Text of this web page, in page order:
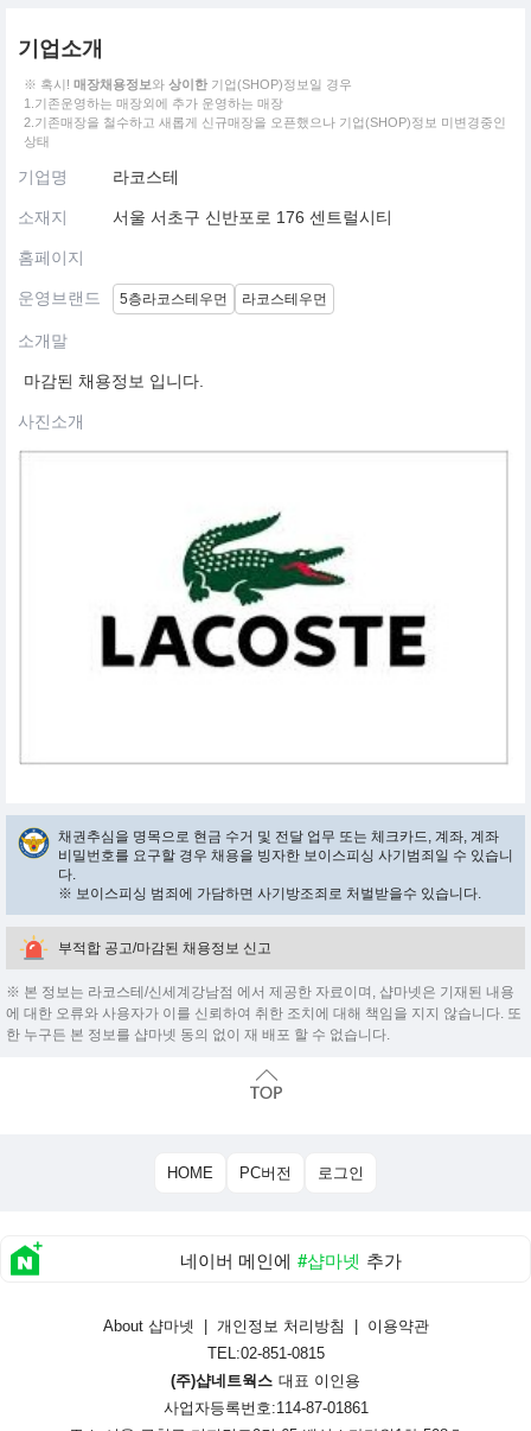
기업소개
※ 혹시! 매장채용정보와 상이한 기업(SHOP)정보일 경우
1.기존운영하는 매장외에 추가 운영하는 매장
2.기존매장을 철수하고 새롭게 신규매장을 오픈했으나 기업(SHOP)정보 미변경중인
상태
기업명 라코스테
소재지 서울 서초구 신반포로 176 센트럴시티
홈페이지
운영브랜드 5층라코스테우먼 라코스테우먼
소개말
마감된 채용정보 입니다.
사진소개
채권추심을 명목으로 현금 수거 및 전달 업무 또는 체크카드, 계좌, 계좌
비밀번호를 요구할 경우 채용을 빙자한 보이스피싱 사기범죄일 수 있습니
다.
※ 보이스피싱 범죄에 가담하면 사기방조죄로 처벌받을수 있습니다.
부적합 공고/마감된 채용정보 신고
※ 본 정보는 라코스테/신세계강남점 에서 제공한 자료이며, 샵마넷은 기재된 내용
에 대한 오류와 사용자가 이를 신뢰하여 취한 조치에 대해 책임을 지지 않습니다. 또
한 누구든 본 정보를 샵마넷 동의 없이 재 배포 할 수 없습니다.
HOME PC버전 로그인
네이버 메인에 #샵마넷 추가
About 샵마넷 개인정보 처리방침
이용약관
TEL:02-851-0815
(주)샵네트웍스 대표 이인용
사업자등록번호:114-87-01861